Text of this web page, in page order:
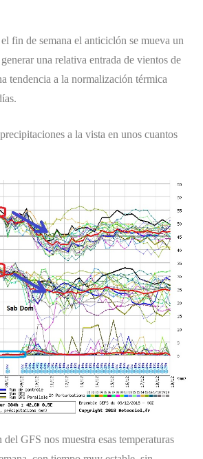
fin de semana el anticiclón se mueva un
una relativa entrada de vientos de
tendencia a la normalización térmica
a la vista en unos cuantos
del GFS nos muestra esas temperaturas